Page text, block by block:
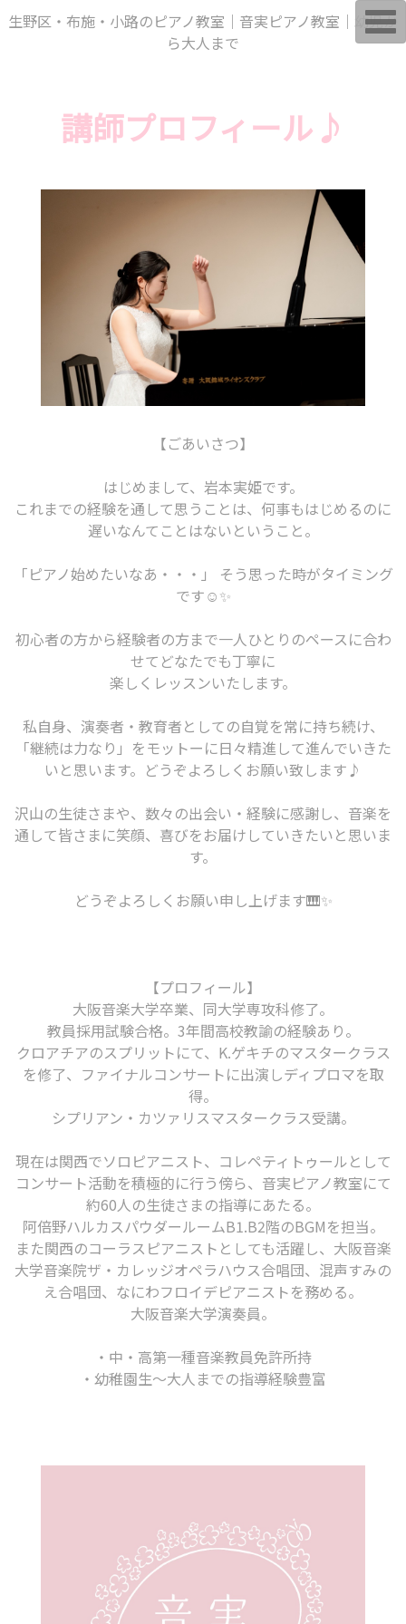
生野区・布施・小路のピアノ教室｜音実ピアノ教室｜幼児か
ら大人まで
講師プロフィール♪
【ごあいさつ】
はじめまして、岩本実姫です。
これまでの経験を通して思うことは、何事もはじめるのに
遅いなんてことはないということ。
「ピアノ始めたいなあ・・・」 そう思った時がタイミング
です☺️✨
初心者の方から経験者の方まで一人ひとりのペースに合わ
せてどなたでも丁寧に
楽しくレッスンいたします。
私自身、演奏者・教育者としての自覚を常に持ち続け、
「継続は力なり」をモットーに日々精進して進んでいきた
いと思います。どうぞよろしくお願い致します♪
沢山の生徒さまや、数々の出会い・経験に感謝し、音楽を
通して皆さまに笑顔、喜びをお届けしていきたいと思いま
す。
どうぞよろしくお願い申し上げます🎹✨
【プロフィール】
大阪音楽大学卒業、同大学専攻科修了。
教員採用試験合格。3年間高校教諭の経験あり。
クロアチアのスプリットにて、K.ゲキチのマスタークラス
を修了、ファイナルコンサートに出演しディプロマを取
得。
シプリアン・カツァリスマスタークラス受講。
現在は関西でソロピアニスト、コレペティトゥールとして
コンサート活動を積極的に行う傍ら、音実ピアノ教室にて
約60人の生徒さまの指導にあたる。
阿倍野ハルカスパウダールームB1.B2階のBGMを担当。
また関西のコーラスピアニストとしても活躍し、大阪音楽
大学音楽院ザ・カレッジオペラハウス合唱団、混声すみの
え合唱団、なにわフロイデピアニストを務める。
大阪音楽大学演奏員。
・中・高第一種音楽教員免許所持
・幼稚園生〜大人までの指導経験豊富
T
o
g